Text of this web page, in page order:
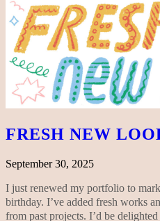
FRESH NEW
September 30, 2025
I just renewed my portfolio to
birthday. I’ve added fresh works
from past projects. I’d be